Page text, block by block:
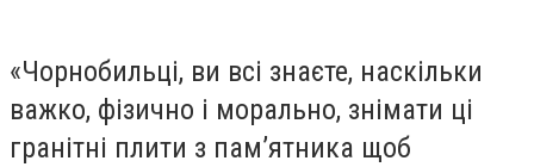
«Чорнобильці, ви всі знаєте, наскільки
важко, фізично і морально, знімати ці
гранітні плити з пам’ятника щоб